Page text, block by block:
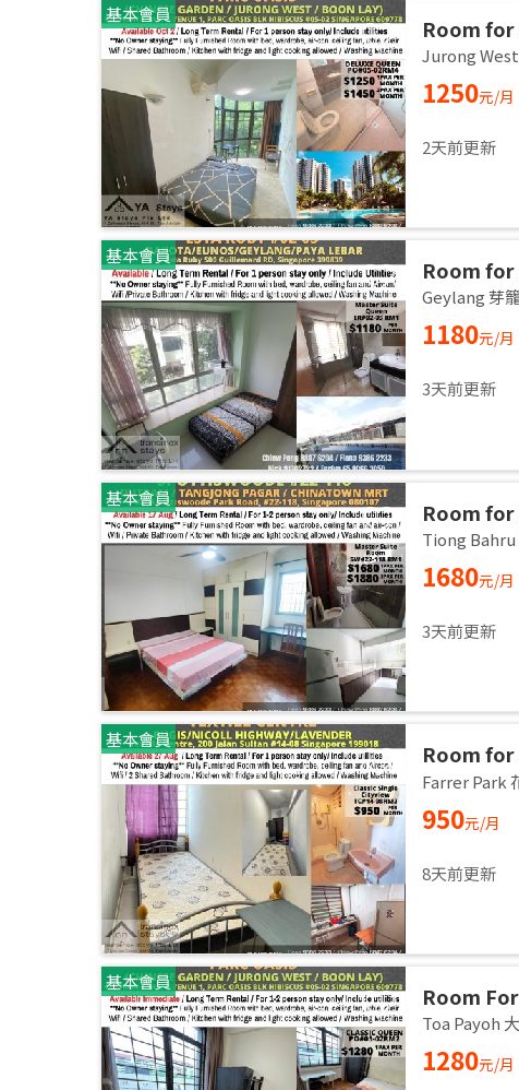
基本會員
Room
room /
Jurong
1250元/月
2天前更新
基本會員
Room for
room /
Geylang 芽
1180元/月
3天前更新
基本會員
Room for
room /
Tiong Bahru
1680元/月
3天前更新
基本會員
Room
/
27 Aug
Farrer Park
950元/月
8天前更新
基本會員
Room
AVENUE
60977
Available
Toa Payoh
1280元/月